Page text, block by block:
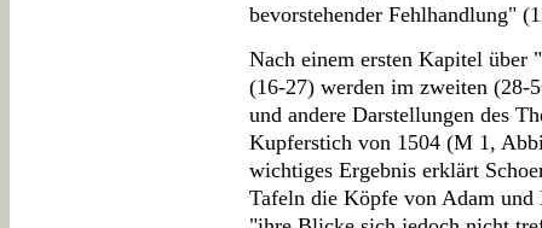
bevorstehender Fehlhandlung"
Nach einem ersten Kapitel über
(16-27) werden im zweiten (28-
und andere Darstellungen des
Kupferstich von 1504 (M 1,
wichtiges Ergebnis erklärt
Tafeln die Köpfe von Adam und